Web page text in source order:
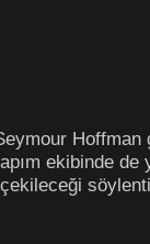
ekibinde de